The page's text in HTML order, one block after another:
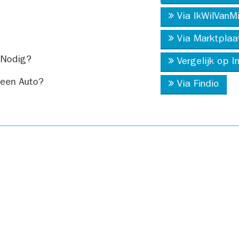
Via
Via
Vergelijk op
Auto? Via Findio